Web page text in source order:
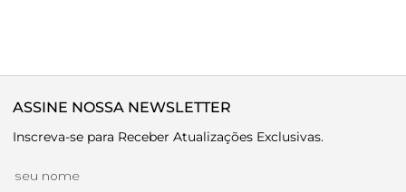
ASSINE NOSSA NEWSLETTER
Inscreva-se para Receber Atualizações Exclusivas.